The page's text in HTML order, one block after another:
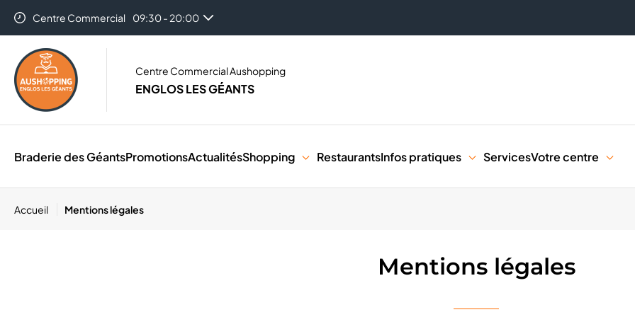
Centre Commercial 09:30 - 20:00
Centre Commercial Aushopping
ENGLOS LES GÉANTS
Braderie des GéantsPromotionsActualitésShopping RestaurantsInfos pratiques ServicesVotre centre
Accueil Mentions légales
Mentions légales